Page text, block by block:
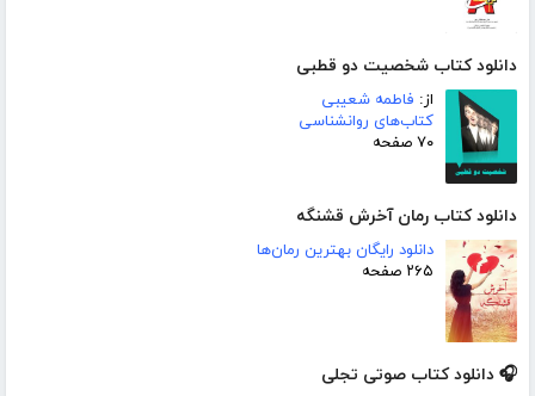
دانلود کتاب شخصیت دو قطبی
از: فاطمه شعیبی
کتاب‌های روانشناسی
۷۰ صفحه
دانلود کتاب رمان آخرش قشنگه
دانلود رایگان بهترین رمان‌ها
۲۶۵ صفحه
🎧 دانلود کتاب صوتی تجلی